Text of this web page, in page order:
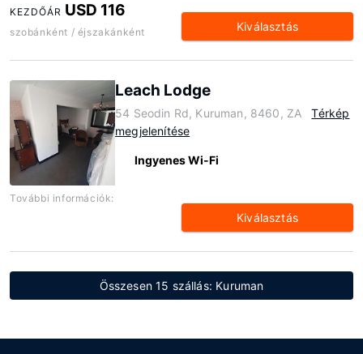
KEZDŐÁR USD 116
szobánként / éjszakánként Kiválasztás
Leach Lodge
54 Seodin Rd, Kuruman, 8460, ZA
Térkép
megjelenítése
Ingyenes Wi-Fi
További információk:
Kiválasztás
Összesen 15 szállás: Kuruman